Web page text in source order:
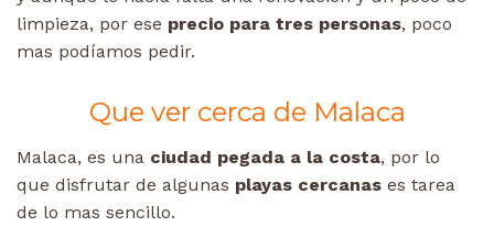
limpieza, por ese precio para tres personas, poco
mas podíamos pedir.
Que ver cerca de Malaca
Malaca, es una ciudad pegada a la costa, por lo
que disfrutar de algunas playas cercanas es tarea
de lo mas sencillo.